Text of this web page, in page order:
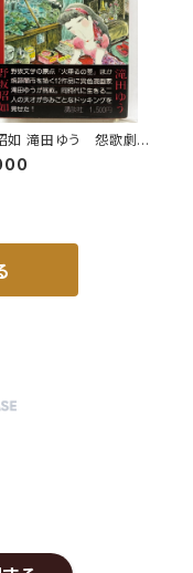
如 滝田ゆう 怨歌劇
年 初版 帯 講談